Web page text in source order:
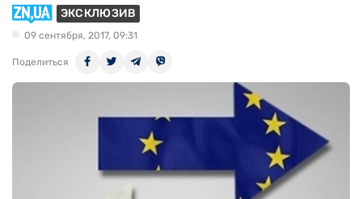
ЭКСКЛЮЗИВ
09 сентября, 2017, 09:31
Поделиться